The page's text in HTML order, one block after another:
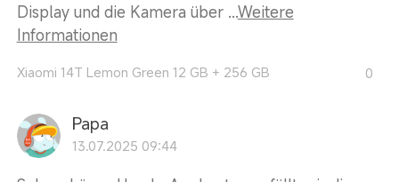
Display und die Kamera über ...Weitere
Informationen
Xiaomi 14T Lemon Green 12 GB + 256 GB 0
Papa
13.07.2025 09:44